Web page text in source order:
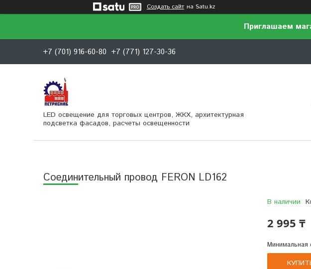
Создать сайт на Satu.kz
Приглашаем
+7 (701) 916-60-80 +7 (771) 127-30-36
LED освещение для торговых центров, ЖКХ, архитектурная
подсветка фасадов, расчеты освещенности
Соединительный провод FERON LD162
В наличии
2 995 ₸
Минимальная